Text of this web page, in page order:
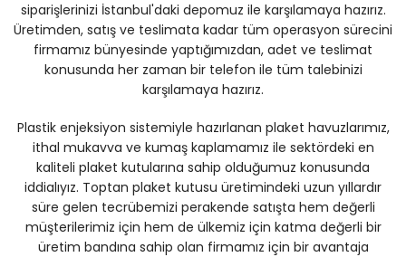
siparişlerinizi İstanbul'daki depomuz ile karşılamaya hazırız.
Üretimden, satış ve teslimata kadar tüm operasyon sürecini
firmamız bünyesinde yaptığımızdan, adet ve teslimat
konusunda her zaman bir telefon ile tüm talebinizi
karşılamaya hazırız.
Plastik enjeksiyon sistemiyle hazırlanan plaket havuzlarımız,
ithal mukavva ve kumaş kaplamamız ile sektördeki en
kaliteli plaket kutularına sahip olduğumuz konusunda
iddialıyız. Toptan plaket kutusu üretimindeki uzun yıllardır
süre gelen tecrübemizi perakende satışta hem değerli
müşterilerimiz için hem de ülkemiz için katma değerli bir
üretim bandına sahip olan firmamız için bir avantaja